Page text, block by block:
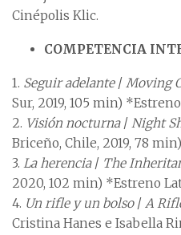
Cinépolis Klic.
COMPETENCIA
1. Seguir adelante/ Moving
Sur, 2019, 105 min)
2. Visión nocturna/ Night
Briceño, Chile, 2019, 78
3. La herencia/ The
2020, 102 min) *Estreno
4. Un rifle y un bolso/ A
Cristina Hanes e Isabella